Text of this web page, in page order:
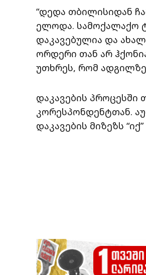
“დედა თბილისიდან
ელოდა. სამოქალაქო
დაკავებულია და
ორდერი თან არ
უთხრეს, რომ ადგილზე
დაკავების პროცესში
კორესპონდენტთან.
დაკავების მიზეზს